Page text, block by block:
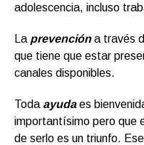
adolescencia, incluso
La prevencióna través
que tiene que estar
canales disponibles.
Toda ayudaes
importantísimo pero que
de serlo es un triunfo.